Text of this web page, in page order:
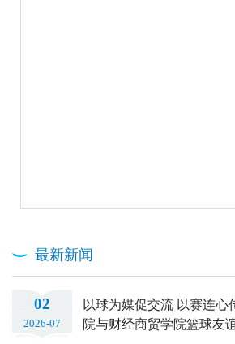
最新新闻
02
2026-07
以球为媒促交流 以赛连心
院与财经商贸学院篮球友